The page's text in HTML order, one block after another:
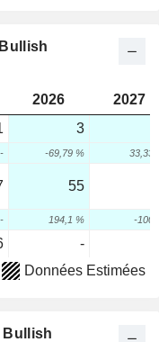
2026
2027
3
- -69,79 % 33,33
55
- 194,1 % -100
-
Données Estimées
Bullish